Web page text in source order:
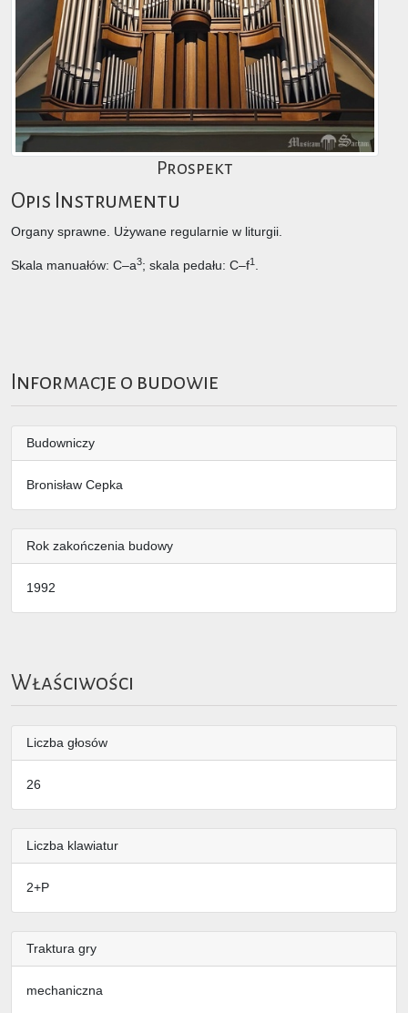
Prospekt
Opis Instrumentu
Organy sprawne. Używane regularnie w liturgii.
Skala manuałów: C–a3; skala pedału: C–f1
Informacje o budowie
Budowniczy
Bronisław Cepka
Rok zakończenia budowy
1992
Właściwości
Liczba głosów
26
Liczba klawiatur
2+P
Traktura gry
mechaniczna